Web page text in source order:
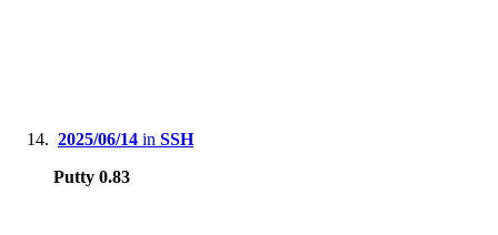
2025/06/14 in SSH
Putty 0.83